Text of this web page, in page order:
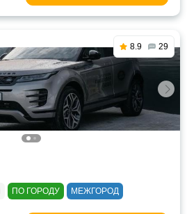
8.9 29
ПО ГОРОДУ МЕЖГОРОД